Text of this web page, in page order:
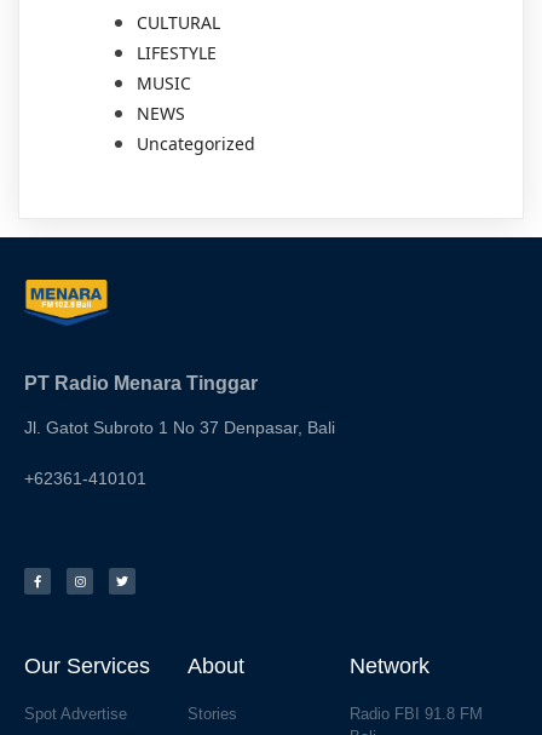
CULTURAL
LIFESTYLE
MUSIC
NEWS
Uncategorized
PT Radio Menara Tinggar
Jl. Gatot Subroto 1 No 37 Denpasar, Bali
+62361-410101
Our Services
Spot Advertise
About
Stories
Network
Radio FBI 91.8 FM